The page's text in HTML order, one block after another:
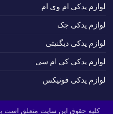
لوازم یدکی ام وی ام
لوازم یدکی جک
لوازم یدکی دیگنیتی
لوازم یدکی کی ام سی
لوازم یدکی فونیکس
کلیه حقوق این سایت متعلق است